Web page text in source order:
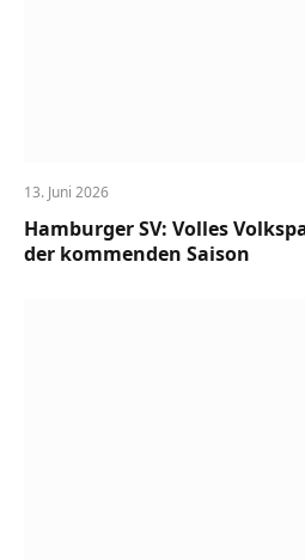
13. Juni 2026
Hamburger SV: Volles
der kommenden Saison